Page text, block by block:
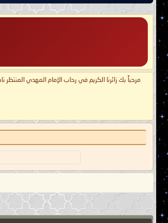
مرحباً بك زائرنا الكريم في رحاب الإمام المهدي المنتظر